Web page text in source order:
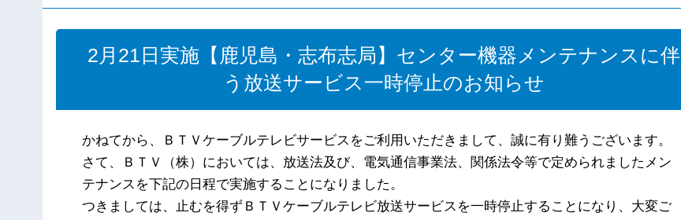
2月21日実施【鹿児島・志布志局】センター機器メンテナンスに伴
う放送サービス一時停止のお知らせ
かねてから、ＢＴＶケーブルテレビサービスをご利用いただきまして、誠に有り難うございます。
さて、ＢＴＶ（株）においては、放送法及び、電気通信事業法、関係法令等で定められましたメン
テナンスを下記の日程で実施することになりました。
つきましては、止むを得ずＢＴＶケーブルテレビ放送サービスを一時停止することになり、大変ご